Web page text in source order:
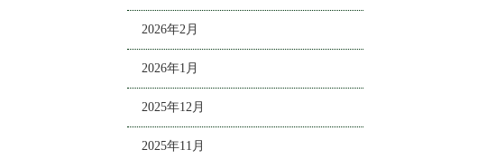
2026年2月
2026年1月
2025年12月
2025年11月